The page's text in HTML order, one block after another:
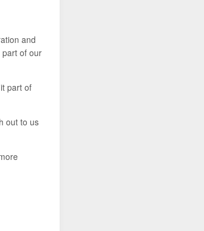
and
part of our
part of
out to us